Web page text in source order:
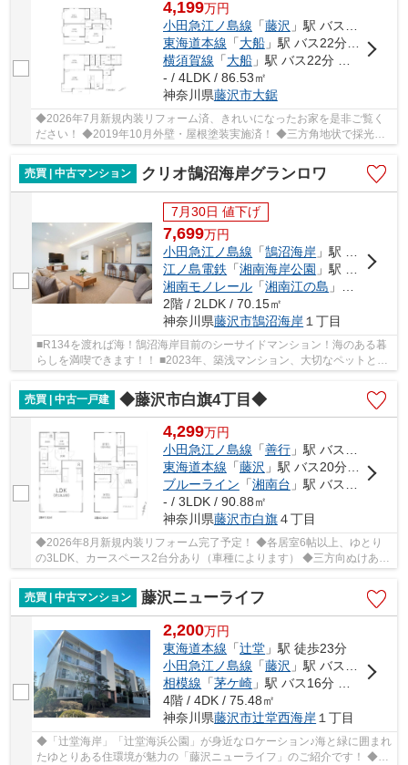
4,199万円
小田急江ノ島線 「藤沢 」駅 バス17分 「柄沢大上」 停歩4分
東海道本線 「大船」駅 バス22分 「柄沢大上」 停歩3分
横須賀線 「大船」駅 バス22分 「柄沢大上」 停歩3分
- / 4LDK / 86.53㎡
神奈川県藤沢市大鋸
◆2026年7月新規内装リフォーム済、きれいになったお家を是非ご覧く
ださい！ ◆2019年10月外壁・屋根塗装実施済！ ◆三方角地状で採光良
好、ゆとりある間取りの4LDK！ ◆周辺には生活施設...
売買 | 中古マンション
クリオ鵠沼海岸グランロワ
7月30日 値下げ
7,699万円
小田急江ノ島線 「鵠沼海岸 」駅 徒歩8分
江ノ島電鉄 「湘南海岸公園 」駅 徒歩18分
湘南モノレール 「湘南江の島 」駅 徒歩23分
2階 / 2LDK / 70.15㎡
神奈川県藤沢市鵠沼海岸 １丁目
■R134を渡れば海！鵠沼海岸目前のシーサイドマンション！海のある暮
らしを満喫できます！！ ■2023年、築浅マンション、大切なペットと一
緒に暮らせます（犬猫可。体重12㎏程度までを目...
売買 | 中古一戸建
◆藤沢市白旗4丁目◆
4,299万円
小田急江ノ島線 「善行」駅 バス4分 「伊勢山辺中央」 停歩1分
東海道本線 「藤沢 」駅 バス20分 「藤沢翔陵高校前」 停歩5分
ブルーライン 「湘南台 」駅 バス21分 「藤沢翔陵高校前」 停歩6分
- / 3LDK / 90.88㎡
神奈川県藤沢市白旗４丁目
◆2026年8月新規内装リフォーム完了予定！ ◆各居室6帖以上、ゆとり
の3LDK、カースペース2台分あり（車種によります） ◆三方向ぬけあ
売買 | 中古マンション
藤沢ニューライフ
2,200万円
東海道本線 「辻堂 」駅 徒歩23分
小田急江ノ島線 「藤沢 」駅 バス19分 「浜見山」 停歩10分
相模線 「茅ケ崎 」駅 バス16分 「浜見山」 停歩10分
4階 / 4DK / 75.48㎡
神奈川県藤沢市辻堂西海岸１丁目
◆「辻堂海岸」「辻堂海浜公園」が身近なロケーション♪海と緑に囲まれ
たゆとりある住環境が魅力の「藤沢ニューライフ」のご紹介です！ ◆湘